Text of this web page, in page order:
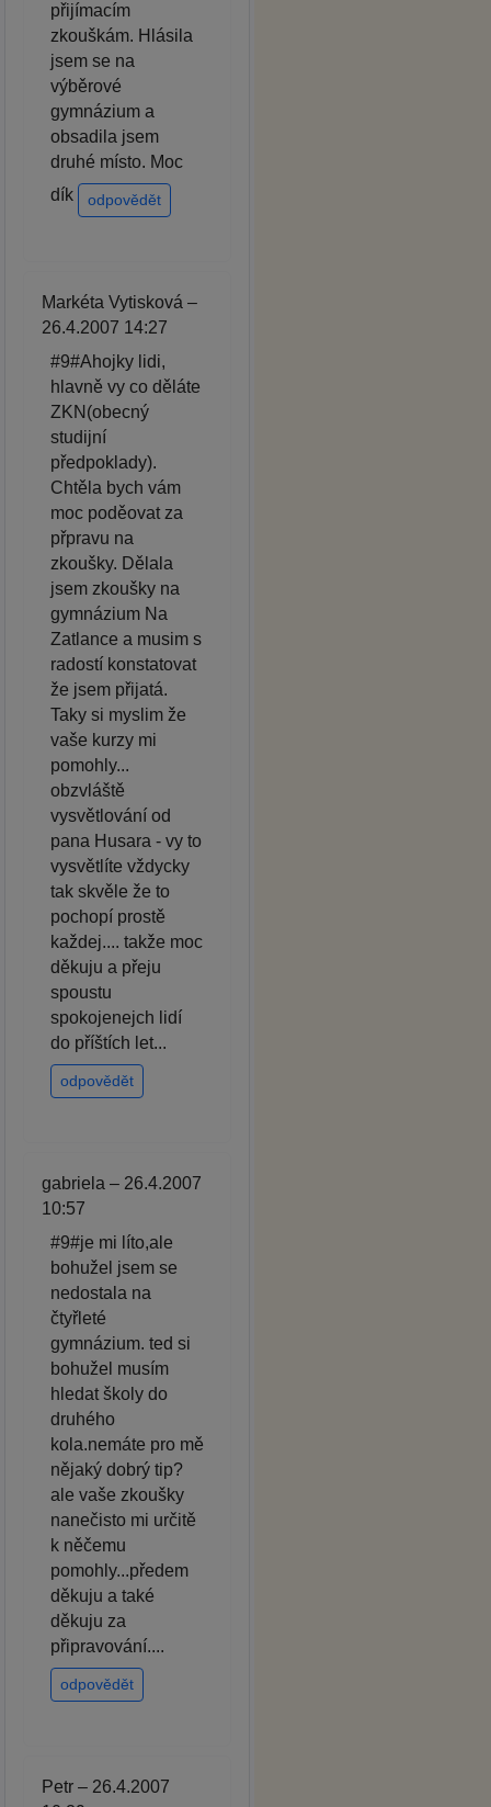
přijímacím
zkouškám. Hlásila
jsem se na
výběrové
gymnázium a
obsadila jsem
druhé místo. Moc
dík
odpovědět
Markéta Vytisková –
26.4.2007 14:27
#9#Ahojky lidi,
hlavně vy co děláte
ZKN(obecný
studijní
předpoklady).
Chtěla bych vám
moc poděovat za
přpravu na
zkoušky. Dělala
jsem zkoušky na
gymnázium Na
Zatlance a musim s
radostí konstatovat
že jsem přijatá.
Taky si myslim že
vaše kurzy mi
pomohly...
obzvláště
vysvětlování od
pana Husara - vy to
vysvětlíte vždycky
tak skvěle že to
pochopí prostě
každej.... takže moc
děkuju a přeju
spoustu
spokojenejch lidí
do příštích let...
odpovědět
gabriela – 26.4.2007
10:57
#9#je mi líto,ale
bohužel jsem se
nedostala na
čtyřleté
gymnázium. ted si
bohužel musím
hledat školy do
druhého
kola.nemáte pro mě
nějaký dobrý tip?
ale vaše zkoušky
nanečisto mi určitě
k něčemu
pomohly...předem
děkuju a také
děkuju za
připravování....
odpovědět
Petr – 26.4.2007